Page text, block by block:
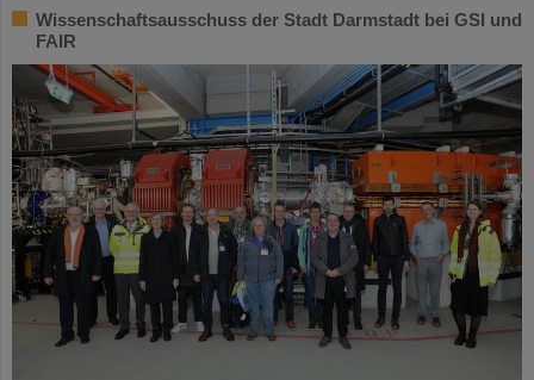
Wissenschaftsausschuss der Stadt Darmstadt bei GSI und
FAIR